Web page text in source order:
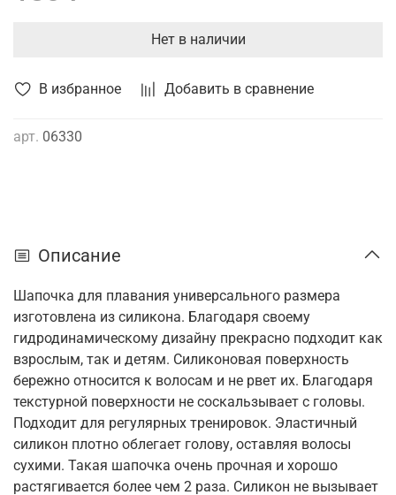
В избранное Добавить в сравнение
арт. 06330
Нет в наличии
Описание
Шапочка для плавания универсального размера
изготовлена из силикона. Благодаря своему
гидродинамическому дизайну прекрасно подходит как
взрослым, так и детям. Силиконовая поверхность
бережно относится к волосам и не рвет их. Благодаря
текстурной поверхности не соскальзывает с головы.
Подходит для регулярных тренировок. Эластичный
силикон плотно облегает голову, оставляя волосы
сухими. Такая шапочка очень прочная и хорошо
растягивается более чем 2 раза. Силикон не вызывает